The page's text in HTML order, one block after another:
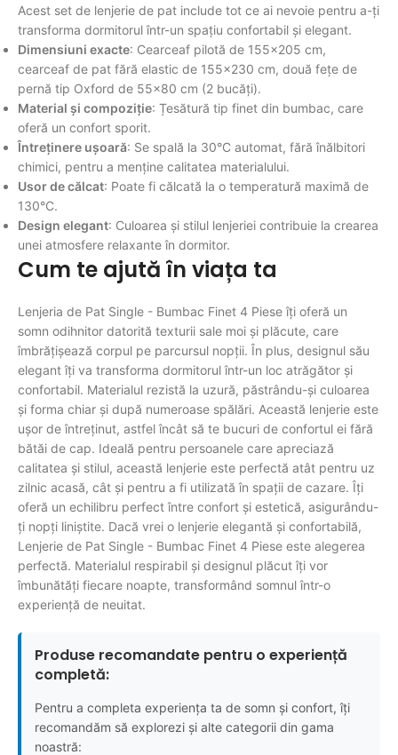
Acest set de lenjerie de pat include tot ce ai nevoie pentru a-ți
transforma dormitorul într-un spațiu confortabil și elegant.
Dimensiuni exacte: Cearceaf pilotă de 155x205 cm,
cearceaf de pat fără elastic de 155x230 cm, două fețe de
pernă tip Oxford de 55x80 cm (2 bucăți).
Material și compoziție: Țesătură tip finet din bumbac, care
oferă un confort sporit.
Întreținere ușoară: Se spală la 30°C automat, fără înălbitori
chimici, pentru a menține calitatea materialului.
Usor de călcat: Poate fi călcată la o temperatură maximă de
130°C.
Design elegant: Culoarea și stilul lenjeriei contribuie la crearea
unei atmosfere relaxante în dormitor.
Cum te ajută în viața ta
Lenjeria de Pat Single - Bumbac Finet 4 Piese îți oferă un
somn odihnitor datorită texturii sale moi și plăcute, care
îmbrățișează corpul pe parcursul nopții. În plus, designul său
elegant îți va transforma dormitorul într-un loc atrăgător și
confortabil. Materialul rezistă la uzură, păstrându-și culoarea
și forma chiar și după numeroase spălări. Această lenjerie este
ușor de întreținut, astfel încât să te bucuri de confortul ei fără
bătăi de cap. Ideală pentru persoanele care apreciază
calitatea și stilul, această lenjerie este perfectă atât pentru uz
zilnic acasă, cât și pentru a fi utilizată în spații de cazare. Îți
oferă un echilibru perfect între confort și estetică, asigurându-
ți nopți liniștite. Dacă vrei o lenjerie elegantă și confortabilă,
Lenjerie de Pat Single - Bumbac Finet 4 Piese este alegerea
perfectă. Materialul respirabil și designul plăcut îți vor
îmbunătăți fiecare noapte, transformând somnul într-o
experiență de neuitat.
Produse recomandate pentru o experiență
completă:
Pentru a completa experiența ta de somn și confort, îți
recomandăm să explorezi și alte categorii din gama
noastră: